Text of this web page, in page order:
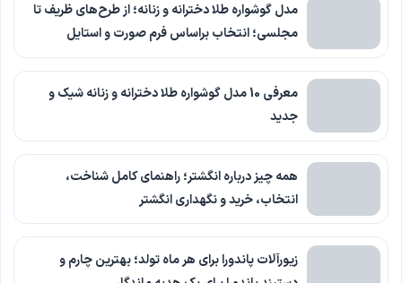
مدل گوشواره طلا دخترانه و زنانه؛ از طرح‌های ظریف تا
مجلسی؛ انتخاب براساس فرم صورت و استایل
معرفی 10 مدل گوشواره طلا دخترانه و زنانه شیک و
جدید
همه چیز درباره انگشتر؛ راهنمای کامل شناخت،
انتخاب، خرید و نگهداری انگشتر
زیورآلات پاندورا برای هر ماه تولد؛ بهترین چارم و